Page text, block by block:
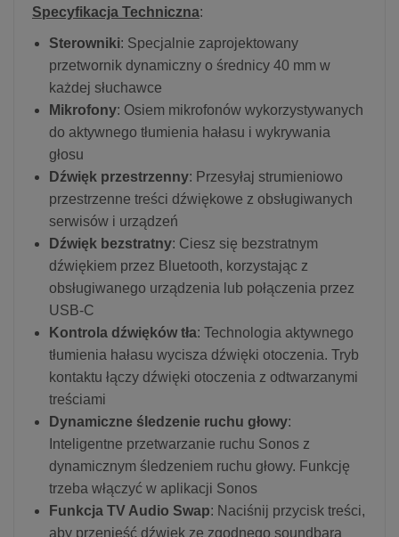
Specyfikacja Techniczna:
Sterowniki: Specjalnie zaprojektowany
przetwornik dynamiczny o średnicy 40 mm w
każdej słuchawce
Mikrofony: Osiem mikrofonów wykorzystywanych
do aktywnego tłumienia hałasu i wykrywania
głosu
Dźwięk przestrzenny: Przesyłaj strumieniowo
przestrzenne treści dźwiękowe z obsługiwanych
serwisów i urządzeń
Dźwięk bezstratny: Ciesz się bezstratnym
dźwiękiem przez Bluetooth, korzystając z
obsługiwanego urządzenia lub połączenia przez
USB-C
Kontrola dźwięków tła: Technologia aktywnego
tłumienia hałasu wycisza dźwięki otoczenia. Tryb
kontaktu łączy dźwięki otoczenia z odtwarzanymi
treściami
Dynamiczne śledzenie ruchu głowy:
Inteligentne przetwarzanie ruchu Sonos z
dynamicznym śledzeniem ruchu głowy. Funkcję
trzeba włączyć w aplikacji Sonos
Funkcja TV Audio Swap: Naciśnij przycisk treści,
aby przenieść dźwięk ze zgodnego soundbara